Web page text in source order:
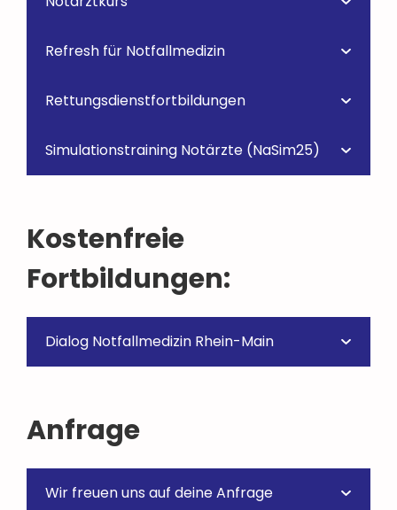
Refresh für Notfallmedizin
Rettungsdienstfortbildungen
Simulationstraining Notärzte (NaSim25)
Kostenfreie
Fortbildungen:
Dialog Notfallmedizin Rhein-Main
Anfrage
Wir freuen uns auf deine Anfrage